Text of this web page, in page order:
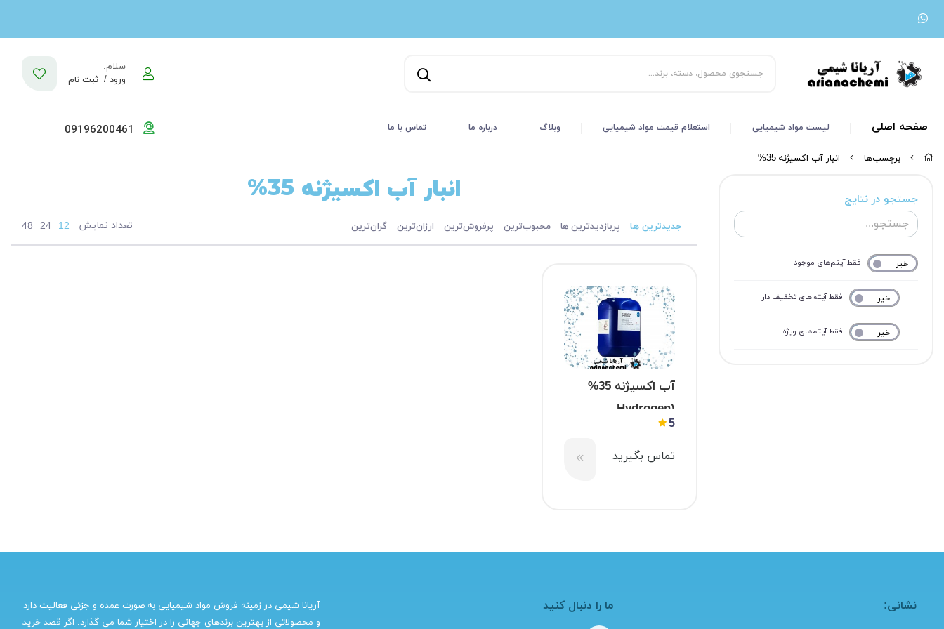
سلام.
ورود / ثبت نام
صفحه اصلی لیست مواد شیمیایی استعلام قیمت مواد شیمیایی وبلاگ درباره ما تماس با ما
برچسب‌ها انبار آب اکسیژنه 35%
جستجو در نتایج
بله خیر فقط آیتم‌های موجود
بله خیر فقط آیتم‌های تخفیف دار
بله خیر فقط آیتم‌های ویژه
انبار آب اکسیژنه 35%
جدیدترین ها پربازدیدترین ها محبوب‌‌ترین پرفروش‌ترین ارزان‌ترین گران‌ترین تعداد نمایش 12
24
48
آب اکسیژنه 35%
(Hydrogen
peroxide)
5
تماس بگیرید
نشانی: ما را دنبال کنید
آریانا شیمی در زمینه فروش مواد شیمیایی به صورت عمده و جزئی فعالیت دارد
و محصولاتی از بهترین برندهای جهانی را در اختیار شما می گذارد. اگر قصد خرید